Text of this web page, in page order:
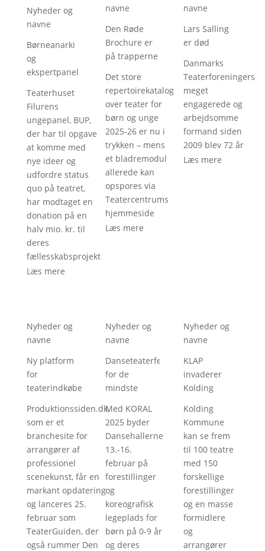
Nyheder og
navne
Børneanarki
og
ekspertpanel
Teaterhuset
Filurens
ungepanel, BUP,
der har til opgave
at komme med
nye ideer og
udfordre status
quo på teatret,
har modtaget en
donation på en
halv mio. kr. til
deres
fællesskabsprojekt
Læs mere
navne
Den Røde
Brochure er
på trapperne
Det store
repertoirekatalog
over teater for
børn og unge
2025-26 er nu i
trykken – mens
et bladremodul
allerede kan
opspores via
Teatercentrums
hjemmeside
Læs mere
navne
Lars Salling
er død
Danmarks
Teaterforeningers
meget
engagerede og
arbejdsomme
formand siden
2009 blev 72 år
Læs mere
Nyheder og
navne
Ny platform
for
teaterindkøbere
Produktionssiden.dk,
som er et
branchesite for
arrangører af
professionel
scenekunst, får en
markant opdatering
og lanceres 25.
februar som
TeaterGuiden, der
også rummer Den
Nyheder og
navne
Danseteaterfestival
for de
mindste
Med KORAL
2025 byder
Dansehallerne
13.-16.
februar på
forestillinger
og
koreografisk
legeplads for
børn på 0-9 år
og deres
Nyheder og
navne
KLAP
invaderer
Kolding
Kolding
Kommune
kan se frem
til 100 teatre
med 150
forskellige
forestillinger
og en masse
formidlere
og
arrangører